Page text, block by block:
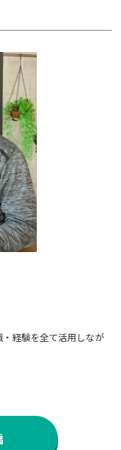
経験を全て活用しなが